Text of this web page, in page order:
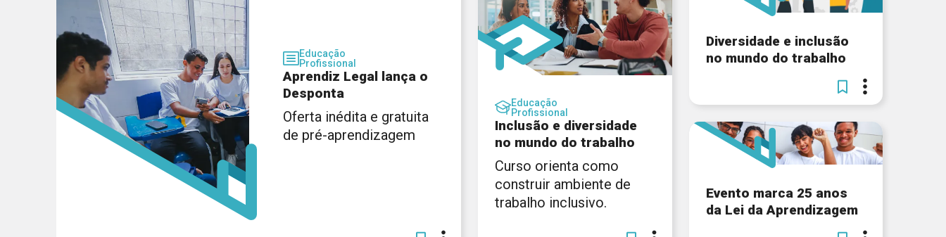
Educação
Profissional
Aprendiz Legal lança o
Desponta
Oferta inédita e gratuita
de pré-aprendizagem
Educação
Profissional
Inclusão e diversidade
no mundo do trabalho
Curso orienta como
construir ambiente de
trabalho inclusivo.
Diversidade e inclusão
no mundo do trabalho
Evento marca 25 anos
da Lei da Aprendizagem